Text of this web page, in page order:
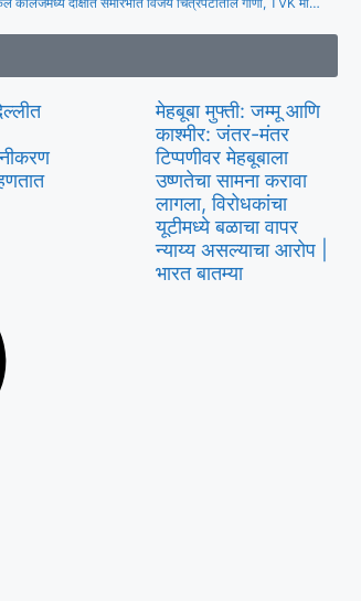
मेहबूबा मुफ्ती: जम्मू आणि
काश्मीर: जंतर-मंतर
टिप्पणीवर मेहबूबाला
उष्णतेचा सामना करावा
लागला, विरोधकांचा
यूटीमध्ये बळाचा वापर
न्याय्य असल्याचा आरोप |
भारत बातम्या